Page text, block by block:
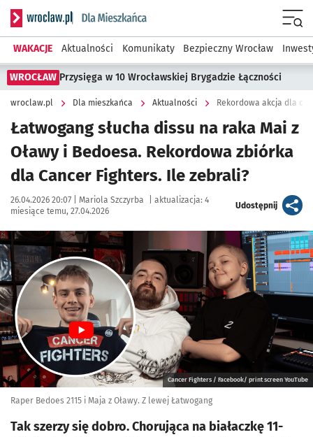
Serwis informacyjny wroclaw.pl podserwis: Dla mieszkańca
WAKACJE Aktualności Komunikaty Bezpieczny Wrocław
WROCŁAW Przysięga w 10 Wrocławskiej Brygadzie Łączności
wroclaw.pl Dla mieszkańca Aktualności Rekordowa akcja dla
Łatwogang słucha dissu na raka Mai z
Oławy i Bedoesa. Rekordowa zbiórka
dla Cancer Fighters. Ile zebrali?
Data publikacji:
26.04.2026 20:07 | Autor:
Mariola Szczyrba aktualizacja: 4
miesiące temu, 27.04.2026
Udostępnijartykuł
Kliknij, aby powiększyć
Cancer Fighters / Facebook/ print screen YouTube
Raper Bedoes 2115 i Maja z Oławy. Z lewej Łatwogang
Tak szerzy się dobro. Chorująca na białaczkę 11-